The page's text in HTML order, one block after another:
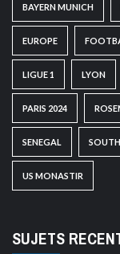
BAYERN MUNICH
EUROPE
LIGUE 1 LYON
PARIS 2024
SENEGAL
US MONASTIR
SUJETS